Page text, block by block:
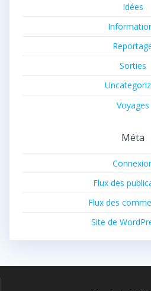
Idées
Sorties
Voyages
Méta
Flux des
Flux des
Site de